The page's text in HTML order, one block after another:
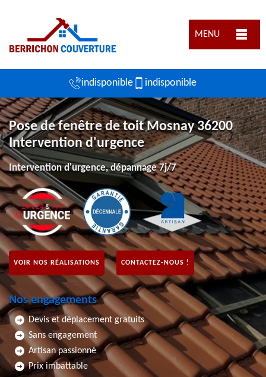
MENU
indisponible indisponible
Pose de fenêtre de toit Mosnay 36200
Intervention d'urgence
Intervention d'urgence, dépannage 7j/7
VOIR NOS RÉALISATIONS CONTACTEZ-NOUS !
Nos engagements
Devis et déplacement gratuits
Sans engagement
Artisan passionné
Prix imbattable